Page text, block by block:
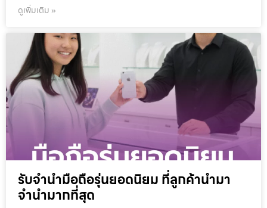
ดูเพิ่มเติม »
รับจำนำมือถือรุ่นยอดนิยม ที่ลูกค้านำมา
จำนำมากที่สุด